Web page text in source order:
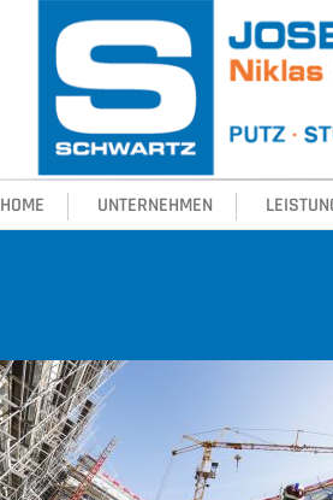
HOME UNTERNEHMEN